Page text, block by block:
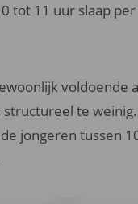
tot 11 uur slaap
voldoende
te
jongeren tussen